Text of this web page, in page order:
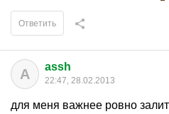
Ответить
A assh
22:47, 28.02.2013
для меня важнее ровно